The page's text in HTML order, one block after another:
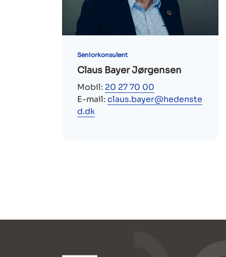
Seniorkonsulent
Claus Bayer Jørgensen
Mobil: 20 27 70 00
E-mail:claus.bayer@hedenste
d.dk